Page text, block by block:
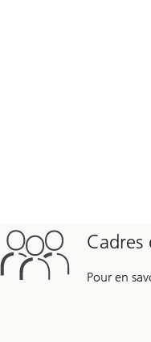
Cadres
Pour en